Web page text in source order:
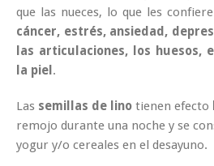
que las nueces, lo que les
cáncer, estrés, ansiedad,
las articulaciones, los huesos,
la piel .
Las semillas de lino tienen efecto
remojo durante una noche y se
yogur y/o cereales en el desayuno.